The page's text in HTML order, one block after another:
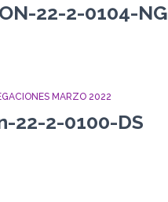
22-2-0104-NG
MARZO 2022
22-2-0100-DS